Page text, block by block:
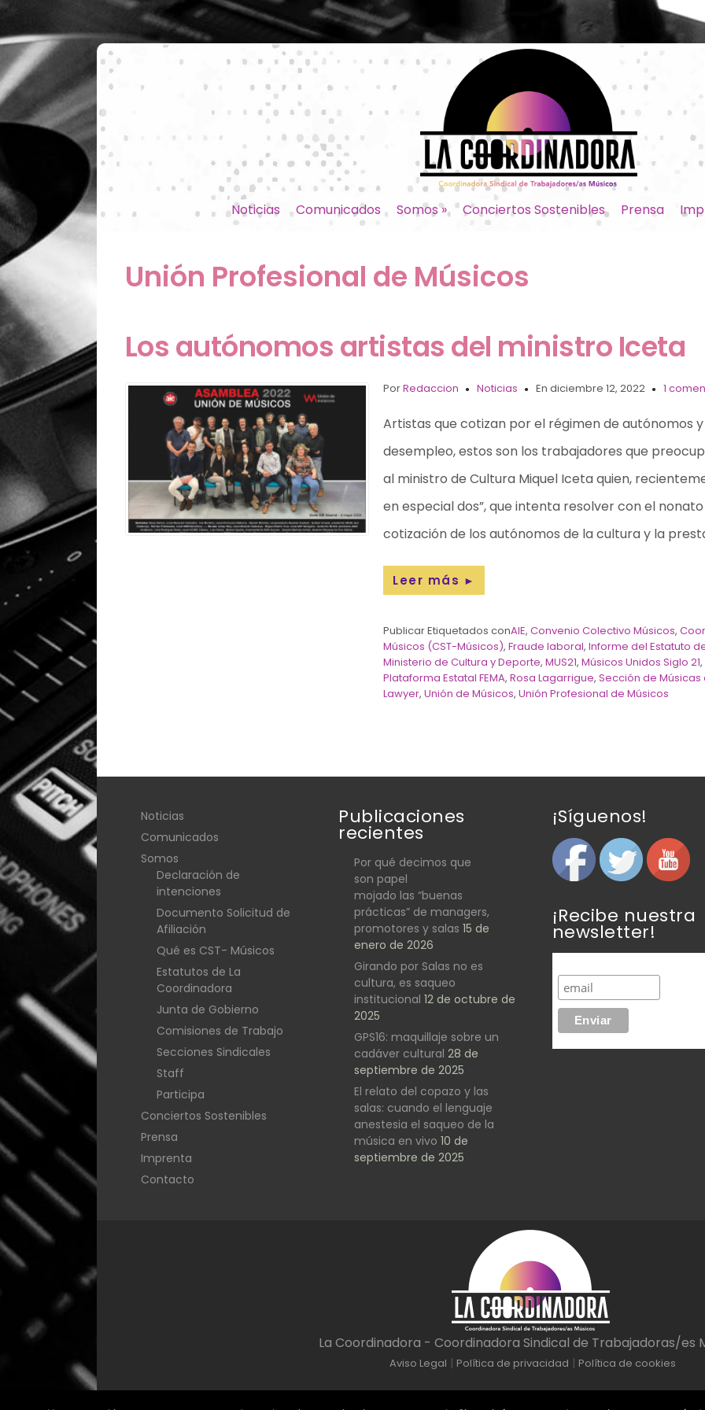
Noticias Comunicados Somos» Conciertos Sostenibles Prensa
Unión Profesional de Músicos
Los autónomos artistas del ministro Iceta
PorRedaccion Noticias En diciembre 12, 2022 1
Artistas que cotizan por el régimen de autónomos
desempleo, estos son los trabajadores que
al ministro de Cultura Miquel Iceta quien,
en especial dos”, que intenta resolver con el
cotización de los autónomos de la cultura y la
Leer más ►
Publicar Etiquetados conAIE,Convenio Colectivo Músicos,
Músicos (CST-Músicos),Fraude laboral,Informe del Estatuto
Ministerio de Cultura y Deporte,MUS21,Músicos Unidos Siglo 21,
Plataforma Estatal FEMA,Rosa Lagarrigue,Sección de Músicas
Lawyer,Unión de Músicos,Unión Profesional de Músicos
Noticias
Comunicados
Somos
Declaración de
intenciones
Documento Solicitud de
Afiliación
Qué es CST- Músicos
Estatutos de La
Coordinadora
Junta de Gobierno
Comisiones de Trabajo
Secciones Sindicales
Staff
Participa
Conciertos Sostenibles
Prensa
Imprenta
Contacto
Publicaciones
recientes
Por qué decimos que
son papel
mojado las “buenas
prácticas” de managers,
promotores y salas 15 de
enero de 2026
Girando por Salas no es
cultura, es saqueo
institucional 12 de octubre de
2025
GPS16: maquillaje sobre un
cadáver cultural 28 de
septiembre de 2025
El relato del copazo y las
salas: cuando el lenguaje
anestesia el saqueo de la
música en vivo 10 de
septiembre de 2025
¡Síguenos!
¡Recibe nuestra
newsletter!
La Coordinadora - Coordinadora Sindical de Trabajadoras/es
Aviso Legal | Política de privacidad | Política de cookies